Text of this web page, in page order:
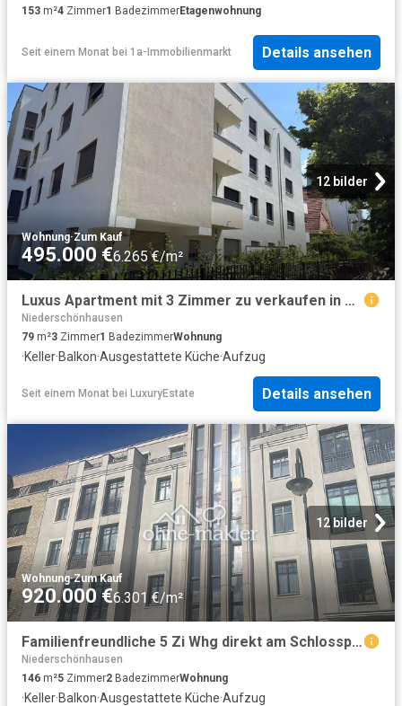
153 m²4 Zimmer1 BadezimmerEtagenwohnung
Seit einem Monat bei 1a-Immobilienmarkt Details ansehen
12 bilder
Wohnung·Zum Kauf
495.000 €6.265 €/m²
Luxus Apartment mit 3 Zimmer zu verkaufen in Am Iderfenngraben, 13, Berlin
Niederschönhausen
79 m²3 Zimmer1 BadezimmerWohnung
·Keller·Balkon·Ausgestattete Küche·Aufzug
Seit einem Monat bei LuxuryEstate Details ansehen
12 bilder
Wohnung·Zum Kauf
920.000 €6.301 €/m²
Familienfreundliche 5 Zi Whg direkt am Schlosspark Pankow m grosser Gemeinschaftsgarten
Niederschönhausen
146 m²5 Zimmer2 BadezimmerWohnung
·Keller·Balkon·Ausgestattete Küche·Aufzug